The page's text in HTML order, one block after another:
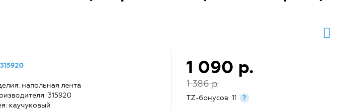
315920
напольная лента
315920
каучуковый
1 090 р.
1 386 р.
TZ-бонусов: 11 ?